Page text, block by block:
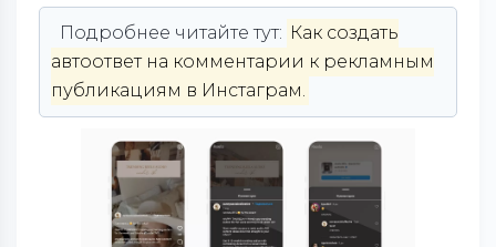
Подробнее читайте тут: Как создать
автоответ на комментарии к рекламным
публикациям в Инстаграм.